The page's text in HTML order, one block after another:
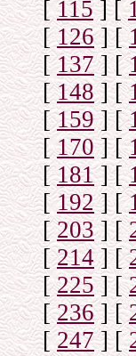
[ 115] [
[126] [
[137] [
[148] [
[159] [
[170] [
[181] [
[192] [
[203] [
[214] [
[225] [
[236] [
[247] [